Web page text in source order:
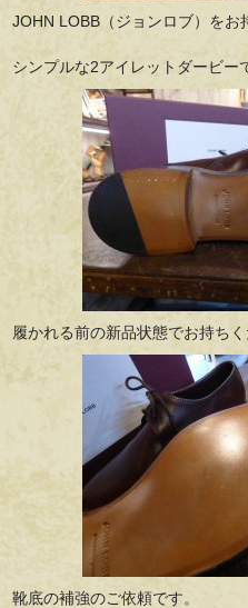
JOHN LOBB（ジョンロブ）をお
シンプルな2アイレットダービー
履かれる前の新品状態でお持ちく
靴底の補強のご依頼です。